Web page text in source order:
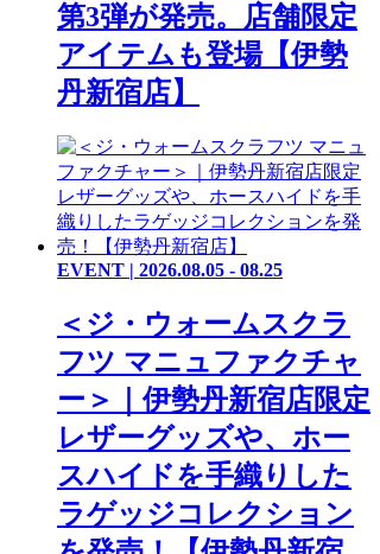
第3弾が発売。店舗限定
アイテムも登場【伊勢
丹新宿店】
EVENT | 2026.08.05 - 08.25
＜ジ・ウォームスクラ
フツ マニュファクチャ
ー＞｜伊勢丹新宿店限定
レザーグッズや、ホー
スハイドを手織りした
ラゲッジコレクション